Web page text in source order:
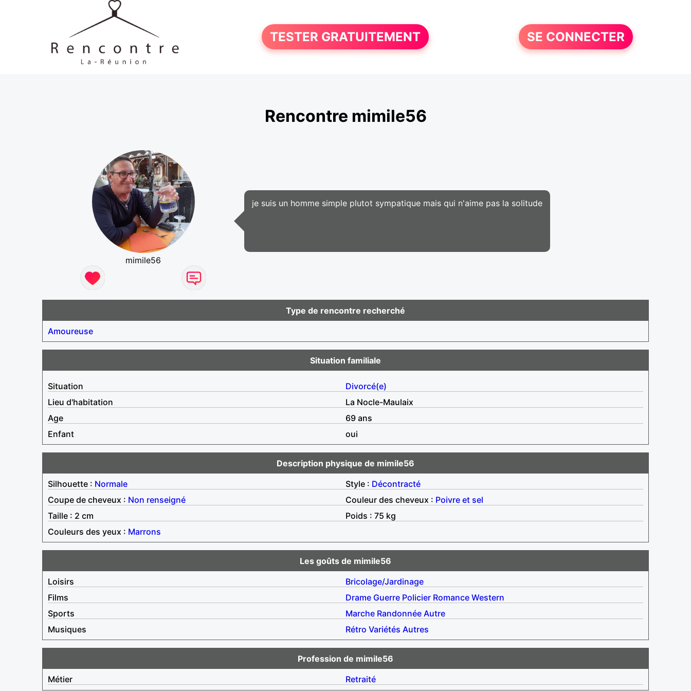
TESTER GRATUITEMENT SE CONNECTER
Rencontre mimile56
mimile56
je suis un homme simple plutot sympatique mais qui n'aime pas la solitude
Type de rencontre recherché
Amoureuse
Situation familiale
Situation
Divorcé(e)
Lieu d'habitation
La Nocle-Maulaix
Age
69 ans
Enfant
oui
Description physique de mimile56
Silhouette : Normale Style : Décontracté
Coupe de cheveux : Non renseigné Couleur des cheveux : Poivre et sel
Taille : 2 cm
Poids : 75 kg
Couleurs des yeux : Marrons
Les goûts de mimile56
Loisirs
Bricolage/Jardinage
Films
Drame Guerre Policier Romance Western
Sports
Marche Randonnée Autre
Musiques
Rétro Variétés Autres
Profession de mimile56
Métier
Retraité